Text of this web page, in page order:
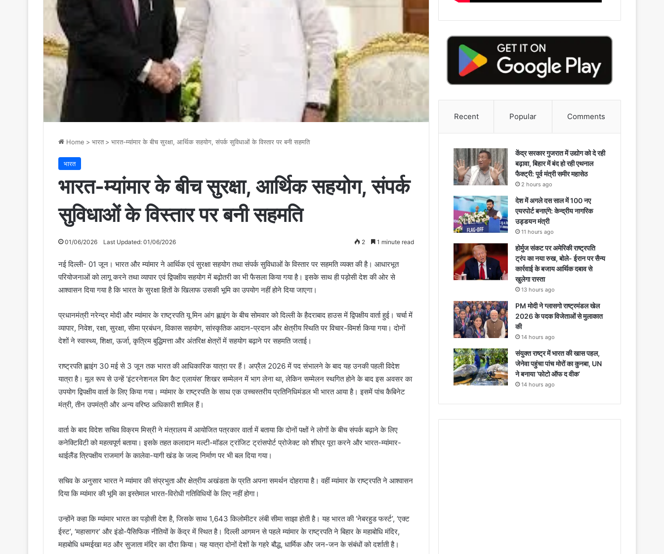
Home > भारत > भारत-म्यांमार के बीच सुरक्षा, आर्थिक सहयोग, संपर्क सुविधाओं के विस्तार पर बनी सहमति
भारत
भारत-म्यांमार के बीच सुरक्षा, आर्थिक सहयोग, संपर्क
सुविधाओं के विस्तार पर बनी सहमति
01/06/2026 Last Updated: 01/06/2026 2 1 minute read
नई दिल्ली- 01 जून। भारत और म्यांमार ने आर्थिक एवं सुरक्षा सहयोग तथा संपर्क सुविधाओं के विस्तार पर सहमति व्यक्त की है। आधारभूत
परियोजनाओं को लागू करने तथा व्यापार एवं द्विपक्षीय सहयोग में बढ़ोतरी का भी फैसला किया गया है। इसके साथ ही पड़ोसी देश की ओर से
आश्वासन दिया गया है कि भारत के सुरक्षा हितों के खिलाफ उसकी भूमि का उपयोग नहीं होने दिया जाएगा।
प्रधानमंत्री नरेन्द्र मोदी और म्यांमार के राष्ट्रपति यू मिन आंग ह्लाइंग के बीच सोमवार को दिल्ली के हैदराबाद हाउस में द्विपक्षीय वार्ता हुई। चर्चा में
व्यापार, निवेश, रक्षा, सुरक्षा, सीमा प्रबंधन, विकास सहयोग, सांस्कृतिक आदान-प्रदान और क्षेत्रीय स्थिति पर विचार-विमर्श किया गया। दोनों
देशों ने स्वास्थ्य, शिक्षा, ऊर्जा, कृत्रिम बुद्धिमत्ता और अंतरिक्ष क्षेत्रों में सहयोग बढ़ाने पर सहमति जताई।
राष्ट्रपति ह्लाइंग 30 मई से 3 जून तक भारत की आधिकारिक यात्रा पर हैं। अप्रैल 2026 में पद संभालने के बाद यह उनकी पहली विदेश
यात्रा है। मूल रूप से उन्हें ‘इंटरनेशनल बिग कैट एलायंस’ शिखर सम्मेलन में भाग लेना था, लेकिन सम्मेलन स्थगित होने के बाद इस अवसर का
उपयोग द्विपक्षीय वार्ता के लिए किया गया। म्यांमार के राष्ट्रपति के साथ एक उच्चस्तरीय प्रतिनिधिमंडल भी भारत आया है। इसमें पांच कैबिनेट
मंत्री, तीन उपमंत्री और अन्य वरिष्ठ अधिकारी शामिल हैं।
वार्ता के बाद विदेश सचिव विक्रम मिस्री ने मंत्रालय में आयोजित पत्रकार वार्ता में बताया कि दोनों पक्षों ने लोगों के बीच संपर्क बढ़ाने के लिए
कनेक्टिविटी को महत्वपूर्ण बताया। इसके तहत कलादान मल्टी-मॉडल ट्रांजिट ट्रांसपोर्ट प्रोजेक्ट को शीघ्र पूरा करने और भारत-म्यांमार-
थाईलैंड त्रिपक्षीय राजमार्ग के कालेवा-यागी खंड के जल्द निर्माण पर भी बल दिया गया।
सचिव के अनुसार भारत ने म्यांमार की संप्रभुता और क्षेत्रीय अखंडता के प्रति अपना समर्थन दोहराया है। वहीं म्यांमार के राष्ट्रपति ने आश्वासन
दिया कि म्यांमार की भूमि का इस्तेमाल भारत-विरोधी गतिविधियों के लिए नहीं होगा।
उन्होंने कहा कि म्यांमार भारत का पड़ोसी देश है, जिसके साथ 1,643 किलोमीटर लंबी सीमा साझा होती है। यह भारत की ‘नेबरहुड फर्स्ट’, ‘एक्ट
ईस्ट’, ‘महासागर’ और इंडो-पैसिफिक नीतियों के केंद्र में स्थित है। दिल्ली आगमन से पहले म्यांमार के राष्ट्रपति ने बिहार के महाबोधि मंदिर,
महाबोधि धम्मईखा मठ और सुजाता मंदिर का दौरा किया। यह यात्रा दोनों देशों के गहरे बौद्ध, धार्मिक और जन-जन के संबंधों को दर्शाती है।
Recent Popular Comments
केंद्र सरकार गुजरात में उद्योग को दे रही
बढ़ावा, बिहार में बंद हो रही एथनाल
फैक्ट्री: पूर्व मंत्री समीर महासेठ
2 hours ago
देश में अगले दस साल में 100 नए
एयरपोर्ट बनाएंगे: केन्द्रीय नागरिक
उड्डयन मंत्री
11 hours ago
होर्मुज संकट पर अमेरिकी राष्ट्रपति
ट्रंप का नया रुख, बोले- ईरान पर सैन्य
कार्रवाई के बजाय आर्थिक दबाव से
खुलेगा रास्ता
13 hours ago
PM मोदी ने ग्लासगो राष्ट्रमंडल खेल
2026 के पदक विजेताओं से मुलाकात
की
14 hours ago
संयुक्त राष्ट्र में भारत की खास पहल,
जेनेवा पहुंचा पांच मोरों का कुनबा, UN
ने बनाया ‘फोटो ऑफ द वीक’
14 hours ago